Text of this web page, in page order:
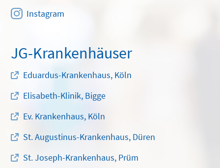
Instagram
JG-Krankenhäuser
Eduardus-Krankenhaus, Köln
Elisabeth-Klinik, Bigge
Ev. Krankenhaus, Köln
St. Augustinus-Krankenhaus, Düren
St. Joseph-Krankenhaus, Prüm